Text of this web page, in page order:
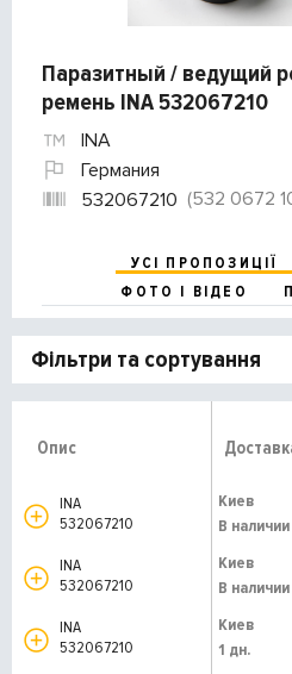
Паразитный / ведущий
ремень INA 532067210
INA
Германия
532067210 (532 0672
УСІ ПРОПОЗИЦІЇ
ФОТО І ВІДЕО
Фільтри та сортування
Опис
INA
532067210
Киев
В наличии
INA
532067210
Киев
В наличии
INA
532067210
Киев
1 дн.